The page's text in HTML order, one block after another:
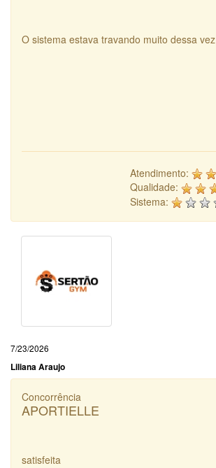
O sistema estava travando muito dessa vez
Atendimento:
Qualidade:
Sistema:
7/23/2026
Liliana Araujo
Concorrência
APORTIELLE
satisfeita